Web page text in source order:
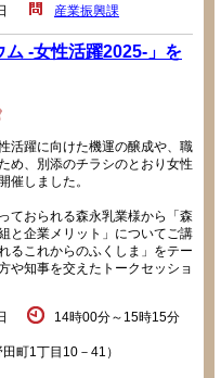
産業振興課
ム -女性活躍2025-」を
活躍に向けた機運の醸成や、職
め、別添のチラシのとおり女性
催しました。
ておられる森永乳業様から「森
と企業メリット」についてご講
るこれからのふくしま」をテー
や知事を交えたトークセッショ
14時00分～15時15分
町1丁目10－41）